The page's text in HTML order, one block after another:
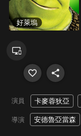
好萊塢
演員 卡麥蓉狄亞
導演 安德魯亞當森